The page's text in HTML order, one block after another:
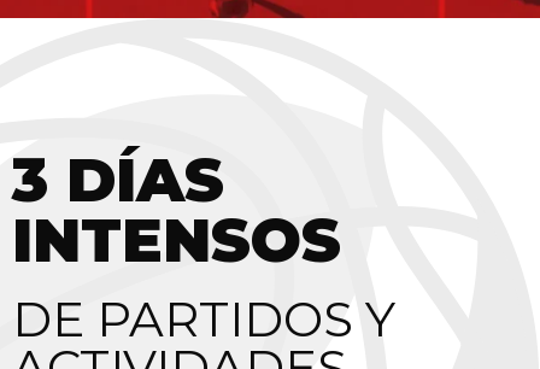
3 DÍAS
INTENSOS
DE PARTIDOS Y